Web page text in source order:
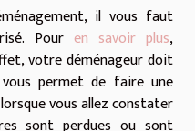
il vous faut
Pour en savoir plus,
votre déménageur doit
permet de faire une
vous allez constater
sont perdues ou sont